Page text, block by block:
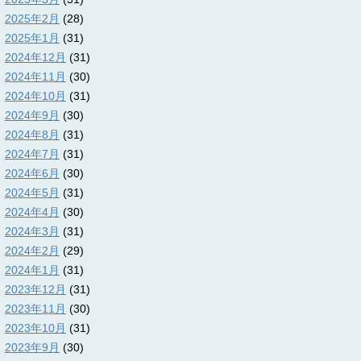
2025年2月 (28)
2025年1月 (31)
2024年12月 (31)
2024年11月 (30)
2024年10月 (31)
2024年9月 (30)
2024年8月 (31)
2024年7月 (31)
2024年6月 (30)
2024年5月 (31)
2024年4月 (30)
2024年3月 (31)
2024年2月 (29)
2024年1月 (31)
2023年12月 (31)
2023年11月 (30)
2023年10月 (31)
2023年9月 (30)